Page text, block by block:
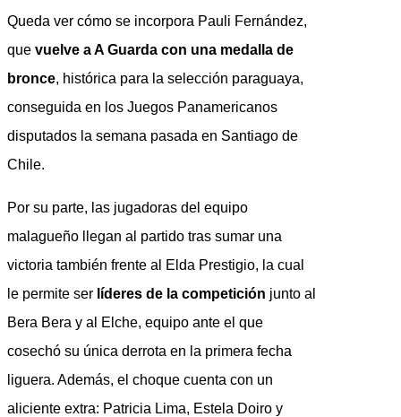
Queda ver cómo se incorpora Pauli Fernández,
que vuelve a A Guarda con una medalla de
bronce, histórica para la selección paraguaya,
conseguida en los Juegos Panamericanos
disputados la semana pasada en Santiago de
Chile.
Por su parte, las jugadoras del equipo
malagueño llegan al partido tras sumar una
victoria también frente al Elda Prestigio, la cual
le permite ser líderes de la competición junto al
Bera Bera y al Elche, equipo ante el que
cosechó su única derrota en la primera fecha
liguera. Además, el choque cuenta con un
aliciente extra: Patricia Lima, Estela Doiro y